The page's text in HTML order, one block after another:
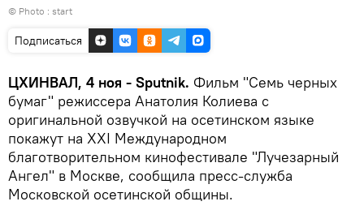
© Photo : start
Подписаться
ЦХИНВАЛ, 4 ноя - Sputnik. Фильм "Семь черных
бумаг" режиссера Анатолия Колиева с
оригинальной озвучкой на осетинском языке
покажут на XXI Международном
благотворительном кинофестивале "Лучезарный
Ангел" в Москве, сообщила пресс-служба
Московской осетинской общины.